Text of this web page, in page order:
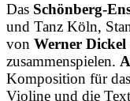
Das Schönberg-
und Tanz Köln,
von Werner Dickel
zusammenspielen.
Komposition für
Violine und die